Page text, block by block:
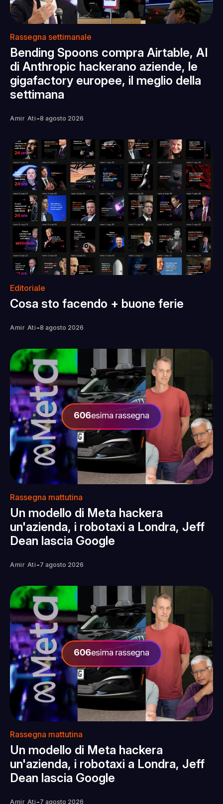
Rassegna settimanale
Bending Spoons compra Airtable, AI
di Anthropic hackerano aziende, le
gigafactory europee, il meglio della
settimana
Amir Ati -8 agosto 2026
Editoriale
Cosa sto facendo + buone ferie
Amir Ati -8 agosto 2026
Rassegna mattutina
Un modello di Meta hackera
un'azienda, i robotaxi a Londra, Jeff
Dean lascia Google
Amir Ati -7 agosto 2026
Rassegna mattutina
Un modello di Meta hackera
un'azienda, i robotaxi a Londra, Jeff
Dean lascia Google
Amir Ati 7 agosto 2026